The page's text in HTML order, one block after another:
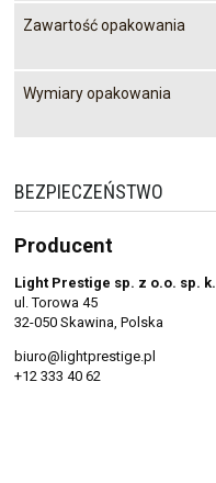
Zawartość opakowania
Wymiary opakowania
BEZPIECZEŃSTWO
Producent
Light Prestige sp. z o.o. sp. k.
ul. Torowa 45
32-050 Skawina, Polska
biuro@lightprestige.pl
+12 333 40 62